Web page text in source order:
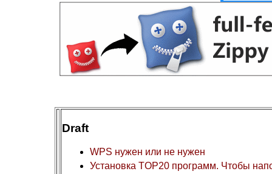
Draft
WPS нужен или не нужен
Установка TOP20 программ. Чтобы